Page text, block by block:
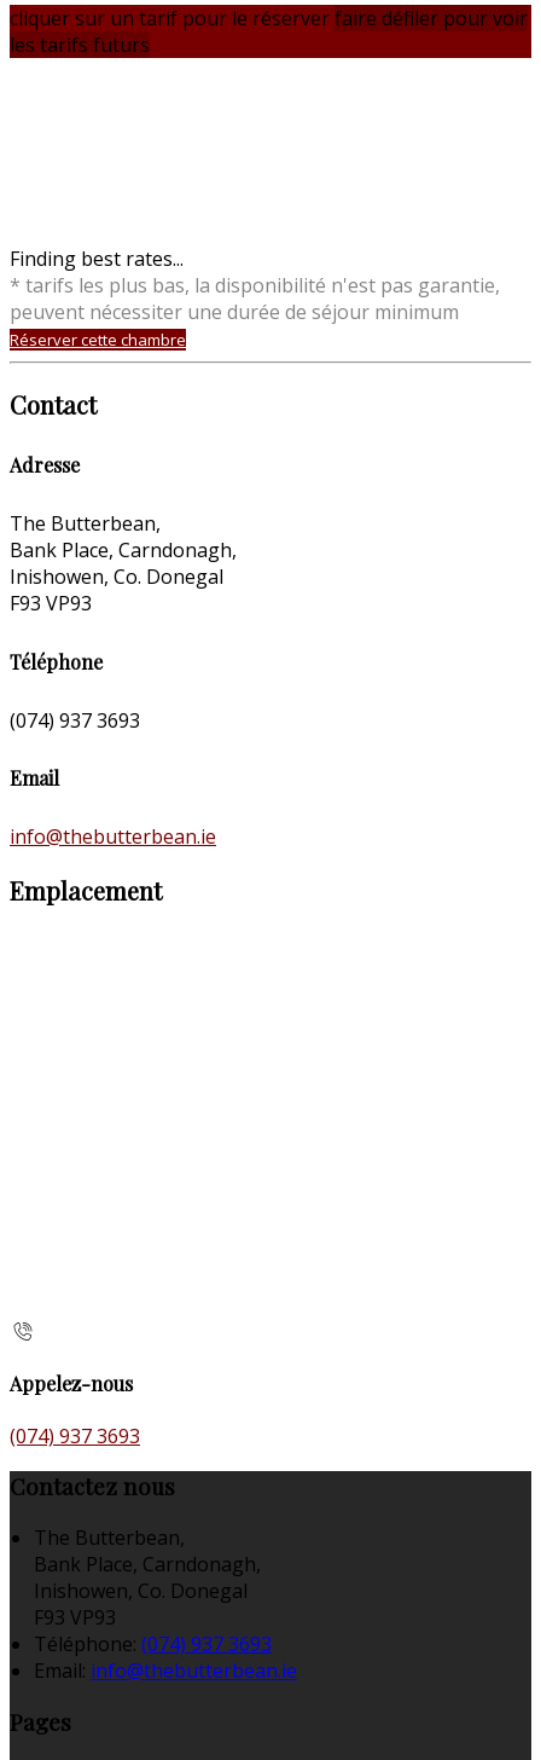
cliquer sur un tarif pour le réserverfaire défiler pour voir
les tarifs futurs
Finding best rates...
* tarifs les plus bas, la disponibilité n'est pas garantie,
peuvent nécessiter une durée de séjour minimum
Réserver cette chambre
Contact
Adresse
The Butterbean,
Bank Place, Carndonagh,
Inishowen, Co. Donegal
F93 VP93
Téléphone
(074) 937 3693
Email
info@thebutterbean.ie
Emplacement
Appelez-nous
(074) 937 3693
Contactez nous
The Butterbean,
Bank Place, Carndonagh,
Inishowen, Co. Donegal
F93 VP93
Téléphone: (074) 937 3693
Email: info@thebutterbean.ie
Pages